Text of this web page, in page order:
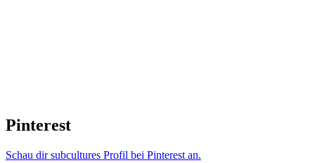
Pinterest
Schau dir subcultures Profil bei Pinterest an.